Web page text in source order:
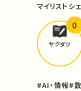
マイリスト シ
ヤクダツ
0
#AI・情報#